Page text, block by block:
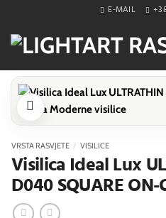
content
E-MAIL
VRSTA RASVJETE / VISILICE
Visilica Ideal Lux
D040 SQUARE ON-